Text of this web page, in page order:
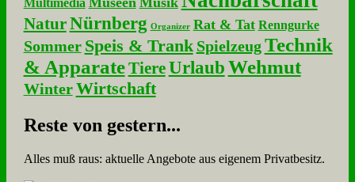
Multimedia
NaturNürnberg Organizer Rat & Tat Renngurke
Sommer Speis & Trank Spielzeug Technik
& Apparate Tiere UrlaubWehmut
Winter Wirtschaft
Re­ste von ge­stern...
Alles muß raus: aktuelle An­ge­bo­te aus eigenem Privatbesitz.